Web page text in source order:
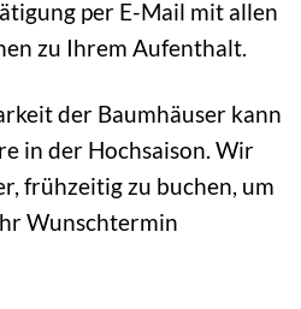
per E-Mail mit allen
zu Ihrem Aufenthalt.
der Baumhäuser kann
in der Hochsaison. Wir
frühzeitig zu buchen, um
Wunschtermin